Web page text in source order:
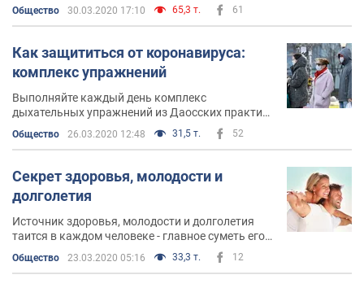
способны повернуть свои биологические часы
вспять
Общество 30.03.2020 17:10 65,3 т. 61
Как защититься от коронавируса:
комплекс упражнений
Выполняйте каждый день комплекс
дыхательных упражнений из Даосских практик,
они укрепят ваш иммунитет, подарят вам
здоровье и долголетие и никакой вирус вам
Общество 26.03.2020 12:48 31,5 т. 52
Секрет здоровья, молодости и
долголетия
Источник здоровья, молодости и долголетия
таится в каждом человеке - главное суметь его
Общество 23.03.2020 05:16 33,3 т. 12